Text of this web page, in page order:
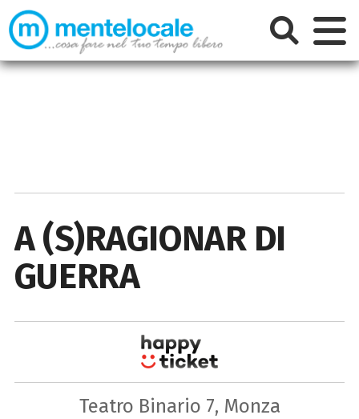
A (S)RAGIONAR DI
GUERRA
Teatro Binario 7, Monza